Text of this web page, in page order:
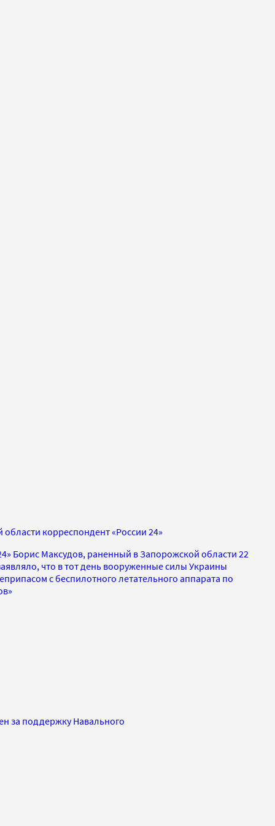
корреспондент «России 24»
Борис Максудов, раненный в Запорожской области 22
что в тот день вооруженные силы Украины
с беспилотного летательного аппарата по
за поддержку Навального